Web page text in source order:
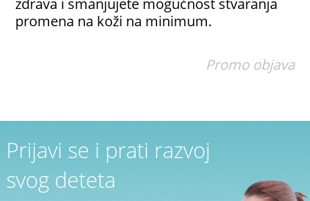
promena na koži na minimum.
Promo objava
Prijavi se i prati razvoj
svog deteta